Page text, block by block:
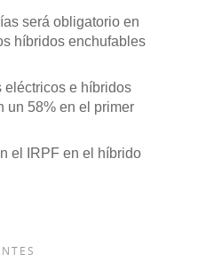
será obligatorio en
híbridos enchufables
eléctricos e híbridos
un 58% en el primer
el IRPF en el híbrido